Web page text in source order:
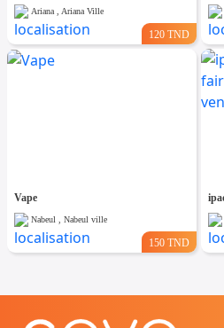
Ariana , Ariana Ville
120 TND
Vape
Nabeul , Nabeul ville
150 TND